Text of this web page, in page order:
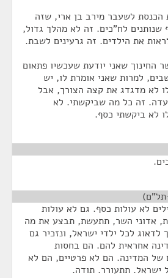
הכנסת לשעבר מירב בן ארי, שזה
שנותנים לח"כים. זה לא מהלך גדול,
את הילדים. זה גרעינים לשבת.
החינוך שאני יודעת שעכשיו פתאום
למרות שאני אומרת לו, יש
לא מדגדג את קצה הצורך, אבל
זה כל מה שביקשתי. לא
לא ביקשתי כסף.
תל"ם)
לא עולות כסף. גם לא עולות
אדוני השר, תתעשת, תבצע את מה
לכל ילדי ישראל, ונזכיר גם
אחראית להם. הם בחסות
של המדינה. הם לא פרטיים, הם לא
תתעורר. תודה.